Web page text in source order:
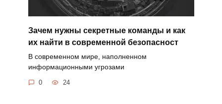
Зачем нужны секретные команды и как
их найти в современной безопасност
В современном мире, наполненном
информационными угрозами
0 24